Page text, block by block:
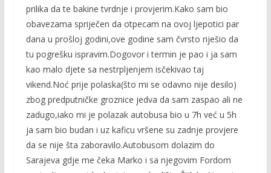
prilika da te bakine tvrdnje i provjerim.Kako sam bio
obavezama spriječen da otpecam na ovoj ljepotici par
dana u prošloj godini,ove godine sam čvrsto riješio da
tu pogrešku ispravim.Dogovor i termin je pao i ja sam
kao malo djete sa nestrpljenjem isčekivao taj
vikend.Noć prije polaska(što mi se odavno nije desilo)
zbog predputničke groznice jedva da sam zaspao ali ne
zadugo,iako mi je polazak autobusa bio u 7h već u 5h
ja sam bio budan i uz kaficu vršene su zadnje provjere
da se nije šta zaboravilo.Autobusom dolazim do
Sarajeva gdje me čeka Marko i sa njegovim Fordom